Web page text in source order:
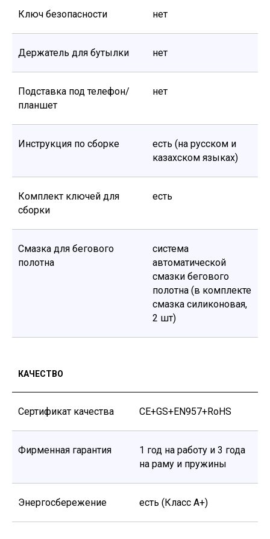
Ключ безопасности нет
Держатель для бутылки нет
Подставка под телефон/
планшет
нет
Инструкция по сборке
есть (на русском и
казахском языках)
Комплект ключей для
сборки
есть
Смазка для бегового
полотна
система
автоматической
смазки бегового
полотна (в комплекте
смазка силиконовая,
2 шт)
КАЧЕСТВО
Сертификат качества CE+GS+EN957+RoHS
Фирменная гарантия
1 год на работу и 3 года
на раму и пружины
Энергосбережение есть (Класс А+)